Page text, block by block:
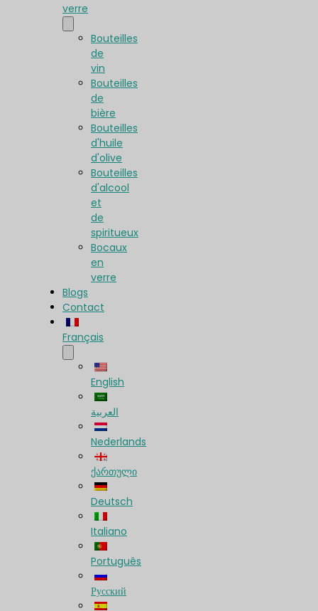
verre
Bouteilles
de
vin
Bouteilles
de
bière
Bouteilles
d'huile
d'olive
Bouteilles
d'alcool
et
de
spiritueux
Bocaux
en
verre
Blogs
Contact
Français
English
العربية
Nederlands
ქართული
Deutsch
Italiano
Português
Русский